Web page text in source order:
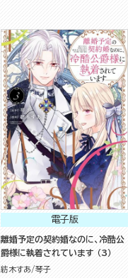
電子版
離婚予定の契約婚なのに、冷酷公
爵様に執着されています （3）
紡木すあ 琴子